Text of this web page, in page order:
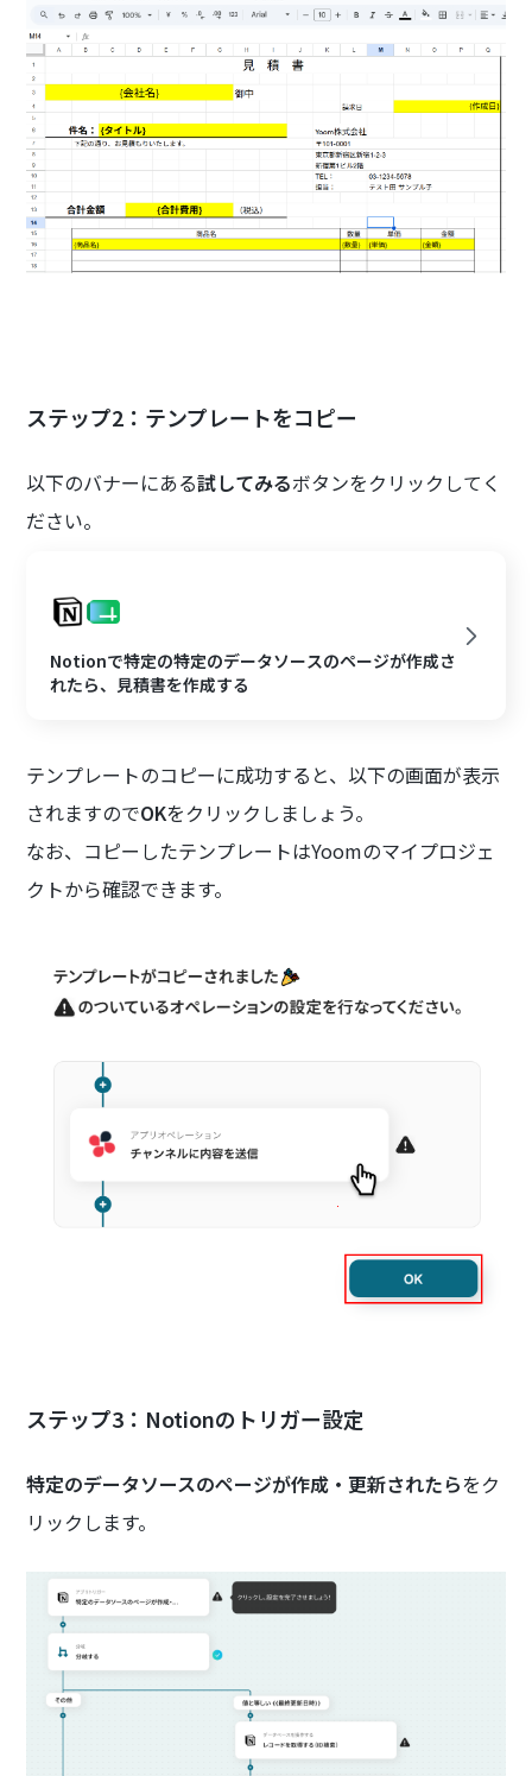
ステップ2：テンプレートをコピー
以下のバナーにある試してみるボタンをクリックしてく
ださい。
Notionで特定の特定のデータソースのページが作成さ
れたら、見積書を作成する
テンプレートのコピーに成功すると、以下の画面が表示
されますのでOKをクリックしましょう。
なお、コピーしたテンプレートはYoomのマイプロジェ
クトから確認できます。
ステップ3：Notionのトリガー設定
特定のデータソースのページが作成・更新されたらをク
リックします。